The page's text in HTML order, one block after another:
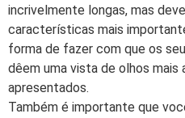
incrivelmente longas, mas
características mais
forma de fazer com que os
dêem uma vista de olhos
apresentados.
Também é importante que